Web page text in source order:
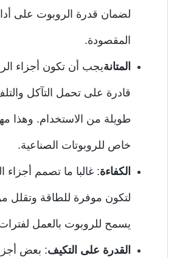
لضمان قدرة الروبوت على أداء
المقصودة.
المتانة يجب أن تكون أجزاء الروبوتات
قادرة على تحمل التآكل والتلف
طويلة من الاستخدام. وهذا مهم
خاص للروبوتات الصناعية.
الكفاءة : غالبا ما تصمم أجزاء
لتكون موفرة للطاقة وتقلل من
يسمح للروبوت بالعمل لفترات
القدرة على التكيف : بعض أجزاء